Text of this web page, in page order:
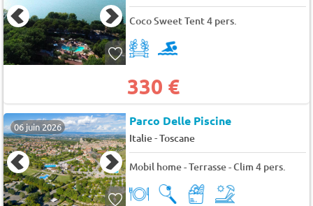
Coco Sweet Tent 4 pers.
330 €
06 juin 2026 Parco Delle Piscine
Italie-Toscane
Mobil home - Terrasse - Clim 4 pers.